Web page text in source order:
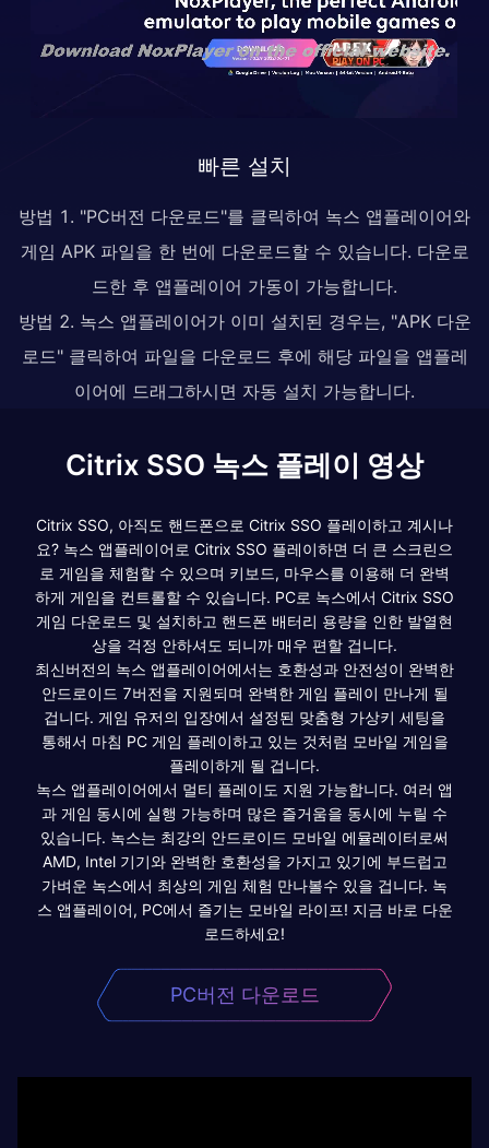
빠른 설치
방법 1. "PC버전 다운로드"를 클릭하여 녹스 앱플레이어와
게임 APK 파일을 한 번에 다운로드할 수 있습니다. 다운로
드한 후 앱플레이어 가동이 가능합니다.
방법 2. 녹스 앱플레이어가 이미 설치된 경우는, "APK 다운
로드" 클릭하여 파일을 다운로드 후에 해당 파일을 앱플레
이어에 드래그하시면 자동 설치 가능합니다.
Citrix SSO 녹스 플레이 영상
Citrix SSO, 아직도 핸드폰으로 Citrix SSO 플레이하고 계시나
요? 녹스 앱플레이어로 Citrix SSO 플레이하면 더 큰 스크린으
로 게임을 체험할 수 있으며 키보드, 마우스를 이용해 더 완벽
하게 게임을 컨트롤할 수 있습니다. PC로 녹스에서 Citrix SSO
게임 다운로드 및 설치하고 핸드폰 배터리 용량을 인한 발열현
상을 걱정 안하셔도 되니까 매우 편할 겁니다.
최신버전의 녹스 앱플레이어에서는 호환성과 안전성이 완벽한
안드로이드 7버전을 지원되며 완벽한 게임 플레이 만나게 될
겁니다. 게임 유저의 입장에서 설정된 맞춤형 가상키 세팅을
통해서 마침 PC 게임 플레이하고 있는 것처럼 모바일 게임을
플레이하게 될 겁니다.
녹스 앱플레이어에서 멀티 플레이도 지원 가능합니다. 여러 앱
과 게임 동시에 실행 가능하며 많은 즐거움을 동시에 누릴 수
있습니다. 녹스는 최강의 안드로이드 모바일 에뮬레이터로써
AMD, Intel 기기와 완벽한 호환성을 가지고 있기에 부드럽고
가벼운 녹스에서 최상의 게임 체험 만나볼수 있을 겁니다. 녹
스 앱플레이어, PC에서 즐기는 모바일 라이프! 지금 바로 다운
로드하세요!
PC버전 다운로드